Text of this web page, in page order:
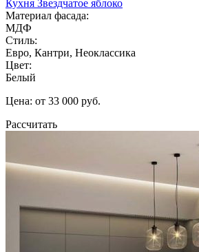
Кухня Звездчатое яблоко
Материал фасада:
МДФ
Стиль:
Евро, Кантри, Неоклассика
Цвет:
Белый
Цена: от 33 000 руб.
Рассчитать